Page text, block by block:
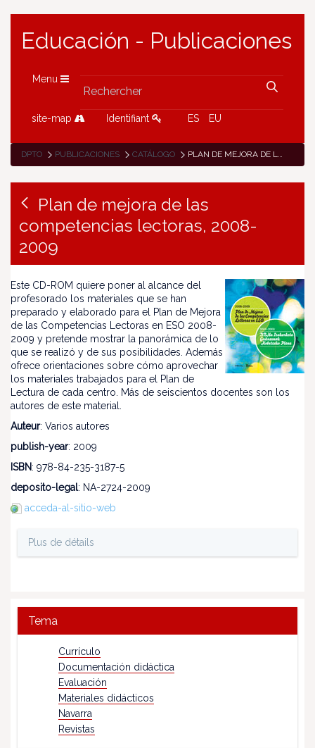
Educación - Publicaciones
Menu
site-map Identifiant ES EU
DPTO PUBLICACIONES CATÁLOGO PLAN DE MEJORA DE LAS COMPETENCIAS LECTORAS, 2008-2009
Plan de mejora de las
competencias lectoras, 2008-
2009
Este CD-ROM quiere poner al alcance del
profesorado los materiales que se han
preparado y elaborado para el Plan de Mejora
de las Competencias Lectoras en ESO 2008-
2009 y pretende mostrar la panorámica de lo
que se realizó y de sus posibilidades. Además
ofrece orientaciones sobre cómo aprovechar
los materiales trabajados para el Plan de
Lectura de cada centro. Más de seiscientos docentes son los
autores de este material.
Auteur: Varios autores
publish-year: 2009
ISBN: 978-84-235-3187-5
deposito-legal: NA-2724-2009
acceda-al-sitio-web
Plus de détails
Tema
Currículo
Documentación didáctica
Evaluación
Materiales didácticos
Navarra
Revistas